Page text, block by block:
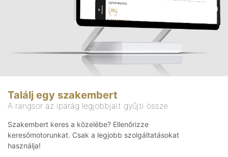
Találj egy szakembert
A rangsor az iparág legjobbjait gyűjti össze
Szakembert keres a közelébe? Ellenőrizze
keresőmotorunkat. Csak a legjobb szolgáltatásokat
használja!